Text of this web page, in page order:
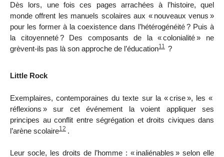
Dès lors, une fois ces pages arrachées à l’histoire, quel
monde offrent les manuels scolaires aux «nouveaux venus »
pour les former à la coexistence dans l’hétérogénéité? Puis à
la citoyenneté? Des composants de la «colonialité» ne
grèvent-ils pas là son approche de l’éducation11 ?
Little Rock
Exemplaires, contemporaines du texte sur la «crise», les «
réflexions » sur cet événement la voient appliquer ses
principes au conflit entre ségrégation et droits civiques dans
l’arène scolaire12 .
Leur socle, les droits de l’homme : « inaliénables » selon elle